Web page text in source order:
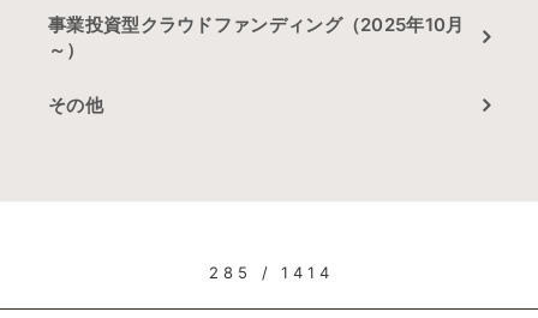
事業投資型クラウドファンディング（2025年10月
～）
その他
285 / 1414